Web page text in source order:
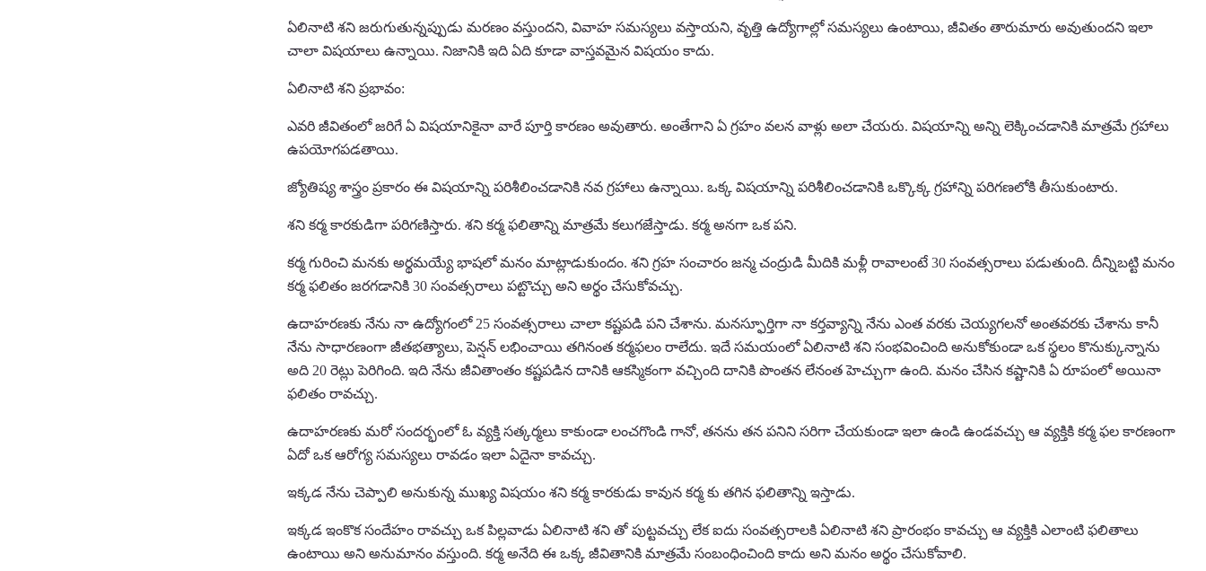
ఏలినాటి శని జరుగుతున్నప్పుడు మరణం వస్తుందని, వివాహ సమస్యలు వస్తాయని, వృత్తి ఉద్యోగాల్లో సమస్యలు ఉంటాయి, జీవితం తారుమారు అవుతుందని ఇలా
చాలా విషయాలు ఉన్నాయి. నిజానికి ఇది ఏది కూడా వాస్తవమైన విషయం కాదు.
ఏలినాటి శని ప్రభావం:
ఎవరి జీవితంలో జరిగే ఏ విషయానికైనా వారే పూర్తి కారణం అవుతారు. అంతేగాని ఏ గ్రహం వలన వాళ్లు అలా చేయరు. విషయాన్ని అన్ని లెక్కించడానికి మాత్రమే గ్రహాలు
ఉపయోగపడతాయి.
జ్యోతిష్య శాస్త్రం ప్రకారం ఈ విషయాన్ని పరిశీలించడానికి నవ గ్రహాలు ఉన్నాయి. ఒక్క విషయాన్ని పరిశీలించడానికి ఒక్కొక్క గ్రహాన్ని పరిగణలోకి తీసుకుంటారు.
శని కర్మ కారకుడిగా పరిగణిస్తారు. శని కర్మ ఫలితాన్ని మాత్రమే కలుగజేస్తాడు. కర్మ అనగా ఒక పని.
కర్మ గురించి మనకు అర్థమయ్యే భాషలో మనం మాట్లాడుకుందం. శని గ్రహ సంచారం జన్మ చంద్రుడి మీదికి మళ్లీ రావాలంటే 30 సంవత్సరాలు పడుతుంది. దీన్నిబట్టి మనం
కర్మ ఫలితం జరగడానికి 30 సంవత్సరాలు పట్టొచ్చు అని అర్థం చేసుకోవచ్చు.
ఉదాహరణకు నేను నా ఉద్యోగంలో 25 సంవత్సరాలు చాలా కష్టపడి పని చేశాను. మనస్ఫూర్తిగా నా కర్తవ్యాన్ని నేను ఎంత వరకు చెయ్యగలనో అంతవరకు చేశాను కానీ
నేను సాధారణంగా జీతభత్యాలు, పెన్షన్ లభించాయి తగినంత కర్మఫలం రాలేదు. ఇదే సమయంలో ఏలినాటి శని సంభవించింది అనుకోకుండా ఒక స్థలం కొనుక్కున్నాను
అది 20 రెట్లు పెరిగింది. ఇది నేను జీవితాంతం కష్టపడిన దానికి ఆకస్మికంగా వచ్చింది దానికి పొంతన లేనంత హెచ్చుగా ఉంది. మనం చేసిన కష్టానికి ఏ రూపంలో అయినా
ఫలితం రావచ్చు.
ఉదాహరణకు మరో సందర్భంలో ఓ వ్యక్తి సత్కర్మలు కాకుండా లంచగొండి గానో, తనను తన పనిని సరిగా చేయకుండా ఇలా ఉండి ఉండవచ్చు ఆ వ్యక్తికి కర్మ ఫల కారణంగా
ఏదో ఒక ఆరోగ్య సమస్యలు రావడం ఇలా ఏదైనా కావచ్చు.
ఇక్కడ నేను చెప్పాలి అనుకున్న ముఖ్య విషయం శని కర్మ కారకుడు కావున కర్మ కు తగిన ఫలితాన్ని ఇస్తాడు.
ఇక్కడ ఇంకొక సందేహం రావచ్చు ఒక పిల్లవాడు ఏలినాటి శని తో పుట్టవచ్చు లేక ఐదు సంవత్సరాలకి ఏలినాటి శని ప్రారంభం కావచ్చు ఆ వ్యక్తికి ఎలాంటి ఫలితాలు
ఉంటాయి అని అనుమానం వస్తుంది. కర్మ అనేది ఈ ఒక్క జీవితానికి మాత్రమే సంబంధించింది కాదు అని మనం అర్థం చేసుకోవాలి.